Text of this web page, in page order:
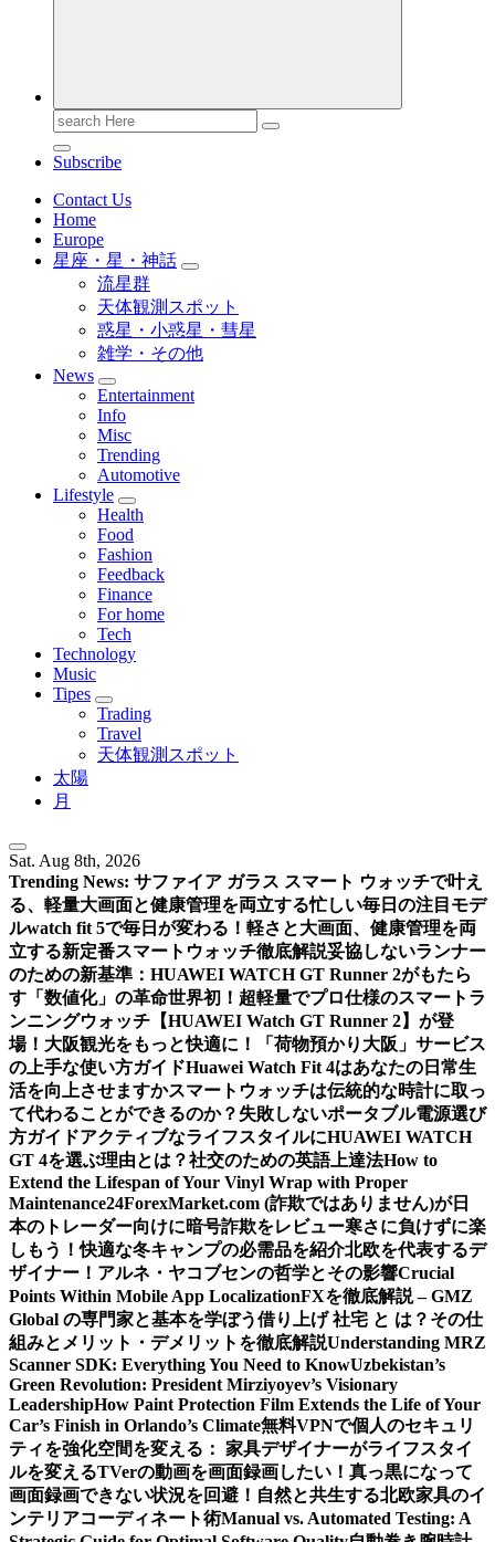
Search
for:
Subscribe
Contact Us
Home
Europe
星座・星・神話
流星群
天体観測スポット
惑星・小惑星・彗星
雑学・その他
News
Entertainment
Info
Misc
Trending
Automotive
Lifestyle
Health
Food
Fashion
Feedback
Finance
For home
Tech
Technology
Music
Tipes
Trading
Travel
天体観測スポット
太陽
月
Sat. Aug 8th, 2026
Trending News: サファイア ガラス スマート ウォッチで叶え
る、軽量大画面と健康管理を両立する忙しい毎日の注目モデ
ルwatch fit 5で毎日が変わる！軽さと大画面、健康管理を両
立する新定番スマートウォッチ徹底解説妥協しないランナー
のための新基準：HUAWEI WATCH GT Runner 2がもたら
す「数値化」の革命世界初！超軽量でプロ仕様のスマートラ
ンニングウォッチ【HUAWEI Watch GT Runner 2】が登
場！ 大阪観光をもっと快適に！「荷物預かり大阪」サービス
の上手な使い方ガイドHuawei Watch Fit 4はあなたの日常生
活を向上させますかスマートウォッチは伝統的な時計に取っ
て代わることができるのか？ 失敗しないポータブル電源選び
方ガイドアクティブなライフスタイルにHUAWEI WATCH
GT 4を選ぶ理由とは？社交のための英語上達法How to
Extend the Lifespan of Your Vinyl Wrap with Proper
Maintenance24ForexMarket.com (詐欺ではありません)が日
本のトレーダー向けに暗号詐欺をレビュー寒さに負けずに楽
しもう！快適な冬キャンプの必需品を紹介北欧を代表するデ
ザイナー！アルネ・ヤコブセンの哲学とその影響Crucial
Points Within Mobile App LocalizationFXを徹底解説 – GMZ
Global の専門家と基本を学ぼう借り上げ 社宅 と は？その仕
組みとメリット・デメリットを徹底解説Understanding MRZ
Scanner SDK: Everything You Need to KnowUzbekistan’s
Green Revolution: President Mirziyoyev’s Visionary
LeadershipHow Paint Protection Film Extends the Life of Your
Car’s Finish in Orlando’s Climate無料VPNで個人のセキュリ
ティを強化空間を変える： 家具デザイナーがライフスタイ
ルを変えるTVerの動画を画面録画したい！真っ黒になって
画面録画できない状況を回避！ 自然と共生する北欧家具のイ
ンテリアコーディネート術Manual vs. Automated Testing: A